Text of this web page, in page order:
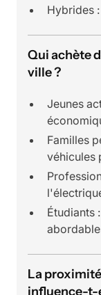
Hybrides
Qui achète
ville ?
Jeunes
Familles
véhicules
Étudiants
La
influence-t-